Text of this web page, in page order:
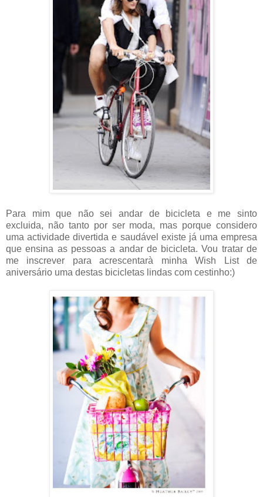
Para mim que não sei andar de bicicleta e me sinto
excluida, não tanto por ser moda, mas porque considero
uma actividade divertida e saudável existe já uma empresa
que ensina as pessoas a andar de bicicleta. Vou tratar de
me inscrever para acrescentarà minha Wish List de
aniversário uma destas bicicletas lindas com cestinho:)